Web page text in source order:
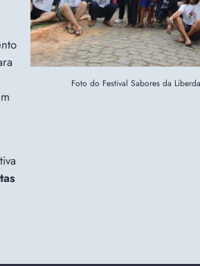
Foto do Festival Sabores da